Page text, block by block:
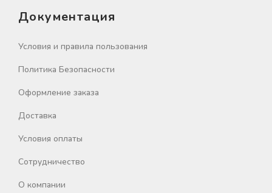
Документация
Условия и правила пользования
Политика Безопасности
Оформление заказа
Доставка
Условия оплаты
Сотрудничество
О компании